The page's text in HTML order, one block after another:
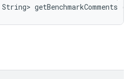
getBenchmarkComments ()